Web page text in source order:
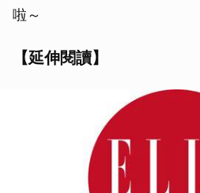
啦～
【延伸閱讀】